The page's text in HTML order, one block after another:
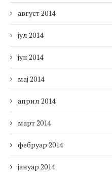
август 2014
јул 2014
јун 2014
мај 2014
април 2014
март 2014
фебруар 2014
јануар 2014